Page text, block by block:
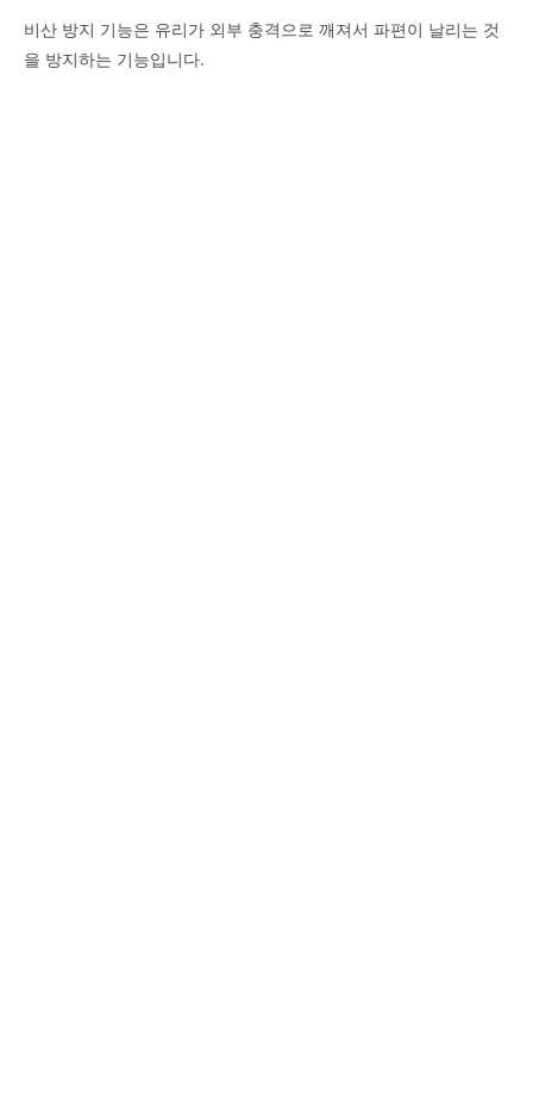
비산 방지 기능은 유리가 외부 충격으로 깨져서 파편이 날리는 것
을 방지하는 기능입니다.